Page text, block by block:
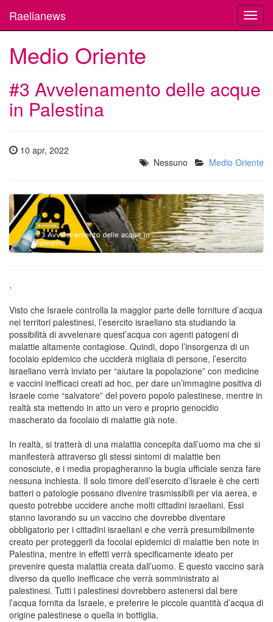
Raelianews
Medio Oriente
#3 Avvelenamento delle acque
in Palestina
10 apr, 2022
Nessuno
Medio Oriente
.
Visto che Israele controlla la maggior parte delle forniture d’acqua
nei territori palestinesi, l’esercito israeliano sta studiando la
possibilità di avvelenare quest’acqua con agenti patogeni di
malattie altamente contagiose. Quindi, dopo l’insorgenza di un
focolaio epidemico che ucciderà migliaia di persone, l’esercito
israeliano verrà inviato per “aiutare la popolazione” con medicine
e vaccini inefficaci creati ad hoc, per dare un’immagine positiva di
Israele come “salvatore” del povero popolo palestinese, mentre in
realtà sta mettendo in atto un vero e proprio genocidio
mascherato da focolaio di malattie già note.
In realtà, si tratterà di una malattia concepita dall’uomo ma che si
manifesterà attraverso gli stessi sintomi di malattie ben
conosciute, e i media propagheranno la bugia ufficiale senza fare
nessuna inchiesta. Il solo timore dell’esercito d’Israele è che certi
batteri o patologie possano divenire trasmissibili per via aerea, e
questo potrebbe uccidere anche molti cittadini israeliani. Essi
stanno lavorando su un vaccino che dovrebbe diventare
obbligatorio per i cittadini israeliani e che verrà presumibilmente
creato per proteggerli da focolai epidemici di malattie ben note in
Palestina, mentre in effetti verrà specificamente ideato per
prevenire questa malattia creata dall’uomo. E questo vaccino sarà
diverso da quello inefficace che verrà somministrato ai
palestinesi. Tutti i palestinesi dovrebbero astenersi dal bere
l’acqua fornita da Israele, e preferire le piccole quantità d’acqua di
origine palestinese o quella in bottiglia.